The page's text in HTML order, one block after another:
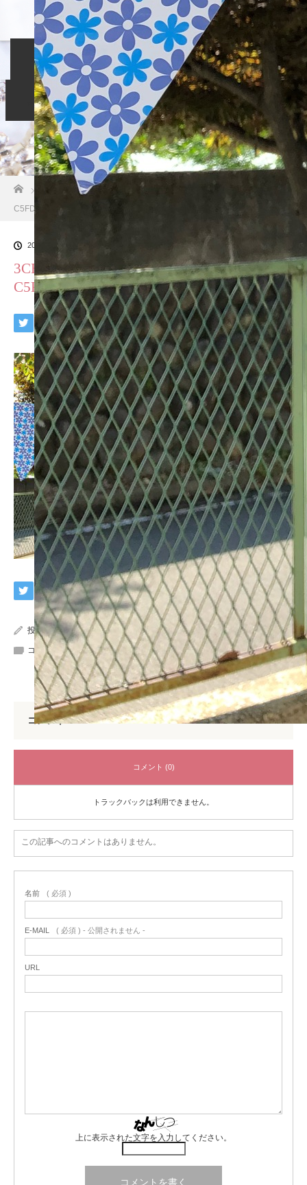
ホーム 入会のご案内 当相談所について
よくある質問 ご成婚者の声 お問い合わせ
スタッフブログ
ブログ一覧
C5FDCB48772E
2018.10.26
3CE96893-F018-4CB1-8AF4-
C5FDCB48772E
投稿者:wpmaster
コメント:0
コメント
コメント (0)
トラックバックは利用できません。
この記事へのコメントはありません。
名前 ( 必須 )
E-MAIL ( 必須 ) - 公開されません -
URL
上に表示された文字を入力してください。